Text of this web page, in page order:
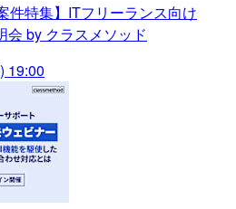
件特集】ITフリーランス向け
会 by クラスメソッド
19:00